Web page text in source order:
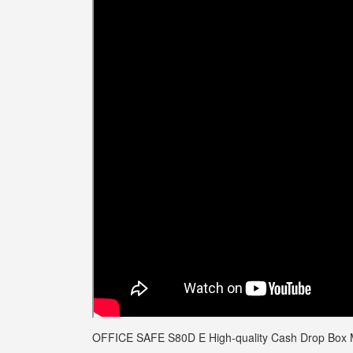
OFFICE SAFE S80D E High-quality Cash Drop Box